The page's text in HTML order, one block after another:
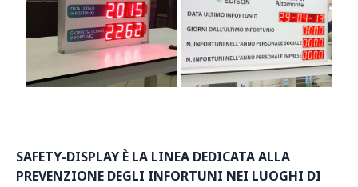
SAFETY-DISPLAY È LA LINEA DEDICATA ALLA
PREVENZIONE DEGLI INFORTUNI NEI LUOGHI DI